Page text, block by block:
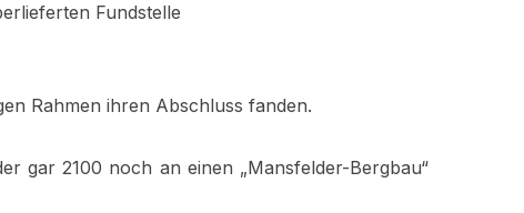
Fundstelle
Rahmen ihren Abschluss fanden.
gar 2100 noch an einen „Mansfelder-Bergbau“